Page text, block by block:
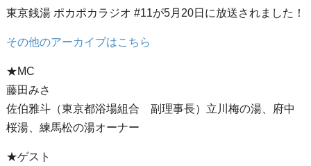
東京銭湯 ポカポカラジオ #11が5月20日に放送されました！
その他のアーカイブはこちら
★MC
藤田みさ
佐伯雅斗（東京都浴場組合 副理事長）立川梅の湯、府中
桜湯、練馬松の湯オーナー
★ゲスト